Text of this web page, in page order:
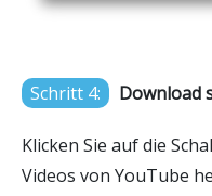
Schritt 4: Download
Klicken Sie auf die
Videos von YouTube